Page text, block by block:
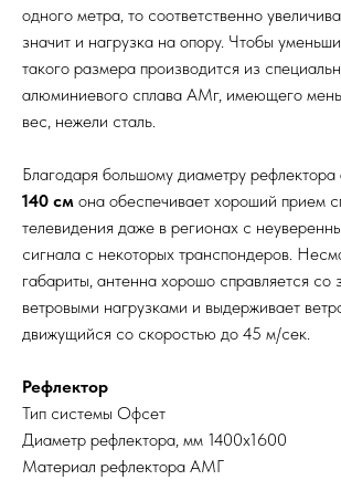
одного метра, то соответственно
значит и нагрузка на опору. Чтобы
такого размера производится из
алюминиевого сплава АМг, имеющего
вес, нежели сталь.
Благодаря большому диаметру рефлектора
140 см она обеспечивает хороший прием
телевидения даже в регионах с
сигнала с некоторых транспондеров.
габариты, антенна хорошо справляется со
ветровыми нагрузками и выдерживает
движущийся со скоростью до 45 м/сек.
Рефлектор
Тип системы Офсет
Диаметр рефлектора, мм 1400х1600
Материал рефлектора АМГ